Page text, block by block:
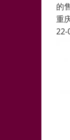
的
重
22-